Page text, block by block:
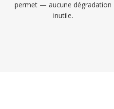
permet — aucune dégradation
inutile.